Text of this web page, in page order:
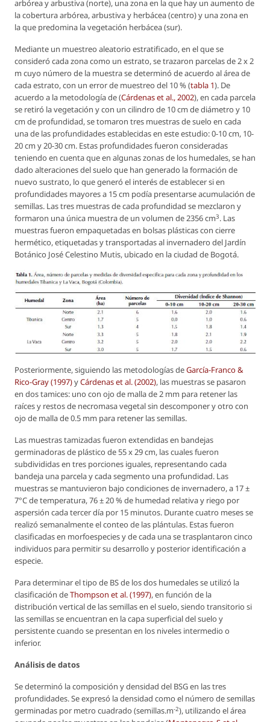
arbórea y arbustiva (norte), una zona en la que hay un aumento de
la cobertura arbórea, arbustiva y herbácea (centro) y una zona en
la que predomina la vegetación herbácea (sur).
Mediante un muestreo aleatorio estratificado, en el que se
consideró cada zona como un estrato, se trazaron parcelas de 2 x 2
m cuyo número de la muestra se determinó de acuerdo al área de
cada estrato, con un error de muestreo del 10 % (tabla 1). De
acuerdo a la metodología de (Cárdenaset al., 2002), en cada parcela
se retiró la vegetación y con un cilindro de 10 cm de diámetro y 10
cm de profundidad, se tomaron tres muestras de suelo en cada
una de las profundidades establecidas en este estudio: 0-10 cm, 10-
20 cm y 20-30 cm. Estas profundidades fueron consideradas
teniendo en cuenta que en algunas zonas de los humedales, se han
dado alteraciones del suelo que han generado la formación de
nuevo sustrato, lo que generó el interés de establecer si en
profundidades mayores a 15 cm podía presentarse acumulación de
semillas. Las tres muestras de cada profundidad se mezclaron y
formaron una única muestra de un volumen de 2356 cm3. Las
muestras fueron empaquetadas en bolsas plásticas con cierre
hermético, etiquetadas y transportadas al invernadero del Jardín
Botánico José Celestino Mutis, ubicado en la ciudad de Bogotá.
Posteriormente, siguiendo las metodologías deGarcía-Franco &
Rico-Gray (1997)yCárdenaset al.(2002), las muestras se pasaron
en dos tamices: uno con ojo de malla de 2 mm para retener las
raíces y restos de necromasa vegetal sin descomponer y otro con
ojo de malla de 0.5 mm para retener las semillas.
Las muestras tamizadas fueron extendidas en bandejas
germinadoras de plástico de 55 x 29 cm, las cuales fueron
subdivididas en tres porciones iguales, representando cada
bandeja una parcela y cada segmento una profundidad. Las
muestras se mantuvieron bajo condiciones de invernadero, a 17 ±
7°C de temperatura, 76 ± 20 % de humedad relativa y riego por
aspersión cada tercer día por 15 minutos. Durante cuatro meses se
realizó semanalmente el conteo de las plántulas. Estas fueron
clasificadas en morfoespecies y de cada una se trasplantaron cinco
individuos para permitir su desarrollo y posterior identificación a
especie.
Para determinar el tipo de BS de los dos humedales se utilizó la
clasificación deThompson et al.(1997), en función de la
distribución vertical de las semillas en el suelo, siendo transitorio si
las semillas se encuentran en la capa superficial del suelo y
persistente cuando se presentan en los niveles intermedio o
inferior.
Análisis de datos
Se determinó la composición y densidad del BSG en las tres
profundidades. Se expresó la densidad como el número de semillas
germinadas por metro cuadrado (semillas.m-2), utilizando el área